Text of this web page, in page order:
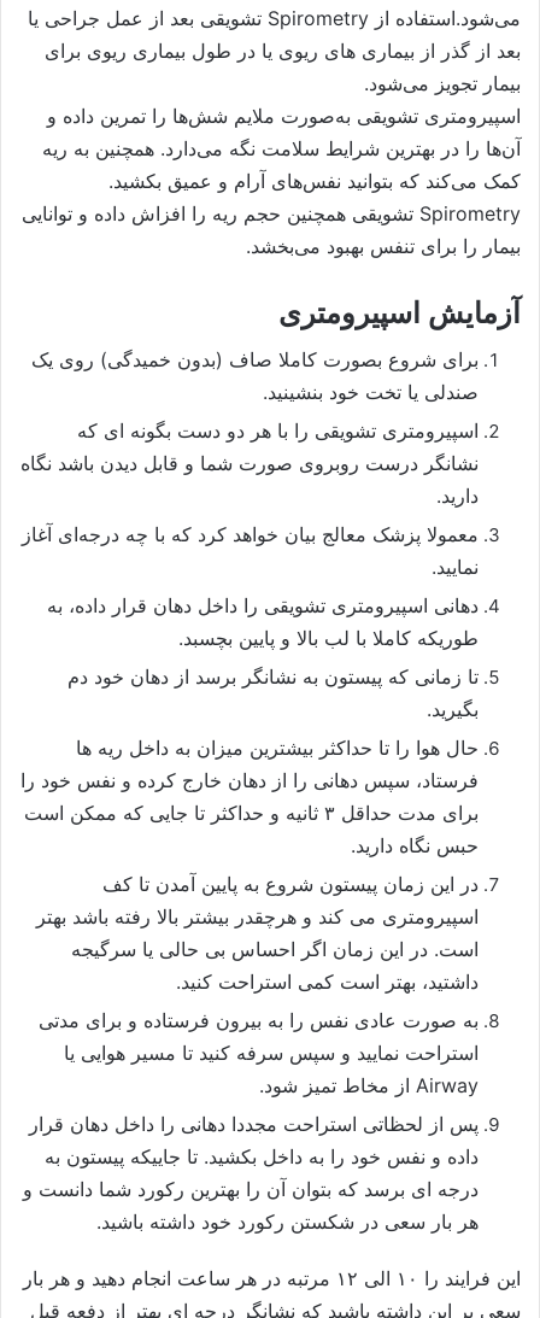
می‌شود.استفاده از Spirometry تشویقی بعد از عمل جراحی یا
بعد از گذر از بیماری های ریوی یا در طول بیماری ریوی برای
بیمار تجویز می‌شود.
اسپیرومتری تشویقی به‌صورت ملایم شش‌ها را تمرین داده و
آن‌ها را در بهترین شرایط سلامت نگه می‌دارد. همچنین به ریه
کمک می‌کند که بتوانید نفس‌های آرام و عمیق بکشید.
Spirometry تشویقی همچنین حجم ریه را افزاش داده و توانایی
بیمار را برای تنفس بهبود می‌بخشد.
آزمایش اسپیرومتری
برای شروع بصورت کاملا صاف (بدون خمیدگی) روی یک
صندلی یا تخت خود بنشینید.
اسپیرومتری تشویقی را با هر دو دست بگونه ای که
نشانگر درست روبروی صورت شما و قابل دیدن باشد نگاه
دارید.
معمولا پزشک معالج بیان خواهد کرد که با چه درجه‌ای آغاز
نمایید.
دهانی اسپیرومتری تشویقی را داخل دهان قرار داده، به
طوریکه کاملا با لب بالا و پایین بچسبد.
تا زمانی که پیستون به نشانگر برسد از دهان خود دم
بگیرید.
حال هوا را تا حداکثر بیشترین میزان به داخل ریه ها
فرستاد، سپس دهانی را از دهان خارج کرده و نفس خود را
برای مدت حداقل ۳ ثانیه و حداکثر تا جایی که ممکن است
حبس نگاه دارید.
در این زمان پیستون شروع به پایین آمدن تا کف
اسپیرومتری می کند و هرچقدر بیشتر بالا رفته باشد بهتر
است. در این زمان اگر احساس بی حالی یا سرگیجه
داشتید، بهتر است کمی استراحت کنید.
به صورت عادی نفس را به بیرون فرستاده و برای مدتی
استراحت نمایید و سپس سرفه کنید تا مسیر هوایی یا
Airway از مخاط تمیز شود.
پس از لحظاتی استراحت مجددا دهانی را داخل دهان قرار
داده و نفس خود را به داخل بکشید. تا جاییکه پیستون به
درجه ای برسد که بتوان آن را بهترین رکورد شما دانست و
هر بار سعی در شکستن رکورد خود داشته باشید.
این فرایند را ۱۰ الی ۱۲ مرتبه در هر ساعت انجام دهید و هر بار
سعی بر این داشته باشید که نشانگر درجه ای بهتر از دفعه قبل